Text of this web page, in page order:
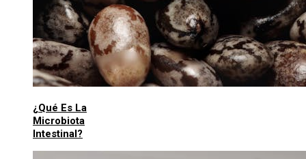
¿Qué Es La
Microbiota
Intestinal?